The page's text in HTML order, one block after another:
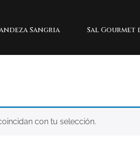
Sangria Sal Gourmet
con tu selección.